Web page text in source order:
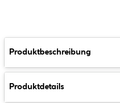
Produktbeschreibung
Produktdetails